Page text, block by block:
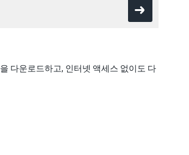
다운로드하고, 인터넷 액세스 없이도 다